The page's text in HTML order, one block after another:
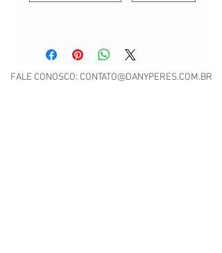
FALE CONOSCO: CONTATO@DANYPERES.COM.BR